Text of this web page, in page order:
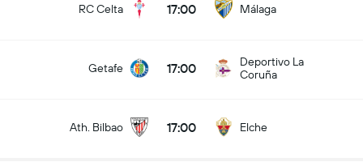
RC Celta 17:00 Málaga
Getafe 17:00
Deportivo La
Coruña
Ath. Bilbao 17:00 Elche